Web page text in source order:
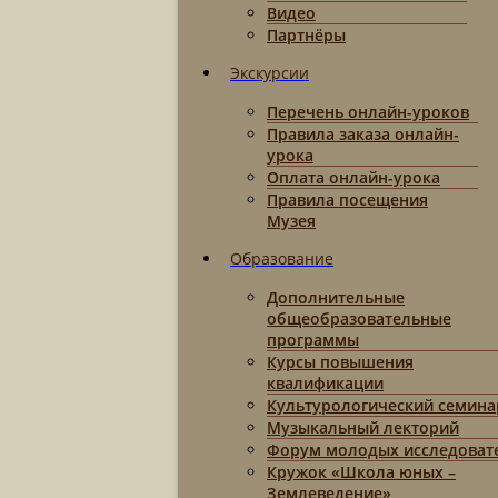
Видео
Партнёры
Экскурсии
Перечень онлайн-уроков
Правила заказа онлайн-
урока
Оплата онлайн-урока
Правила посещения
Музея
Образование
Дополнительные
общеобразовательные
программы
Курсы повышения
квалификации
Культурологический
Музыкальный лекторий
Форум молодых
Кружок «Школа юных –
Землеведение»